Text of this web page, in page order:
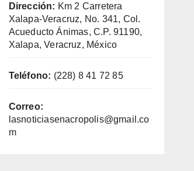
Dirección: Km 2 Carretera
Xalapa-Veracruz, No. 341, Col.
Acueducto Ánimas, C.P. 91190,
Xalapa, Veracruz, México
Teléfono: (228) 8 41 72 85
Correo:
lasnoticiasenacropolis@gmail.co
m